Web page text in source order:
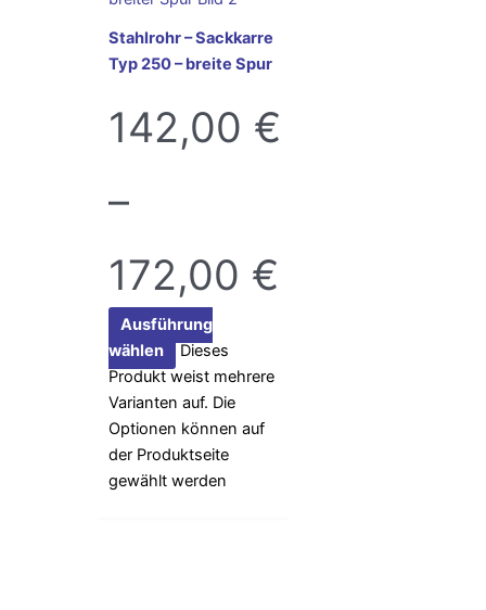
Stahlrohr – Sackkarre
Typ 250 – breite Spur
142,00 €
–
172,00 €
Ausführung
wählen
Dieses
Produkt weist mehrere
Varianten auf. Die
Optionen können auf
der Produktseite
gewählt werden